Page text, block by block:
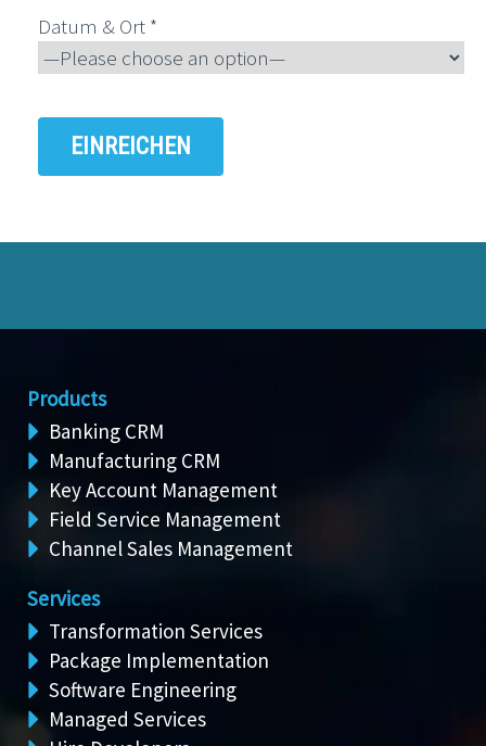
Datum & Ort *
Products
Banking CRM
Manufacturing CRM
Key Account Management
Field Service Management
Channel Sales Management
Services
Transformation Services
Package Implementation
Software Engineering
Managed Services